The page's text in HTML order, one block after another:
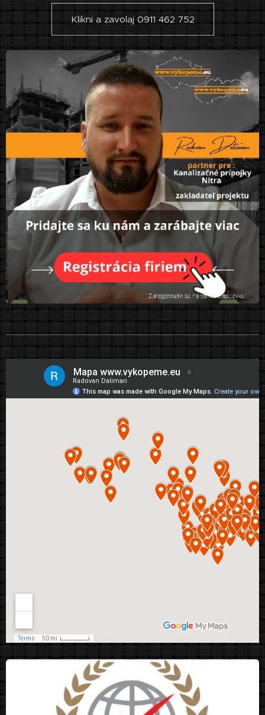
Klikni a zavolaj 0911 462 752